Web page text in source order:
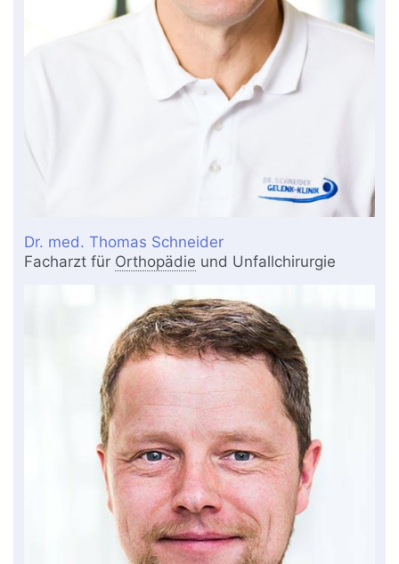
Dr. med. Thomas Schneider
Facharzt für Orthopädie und Unfallchirurgie